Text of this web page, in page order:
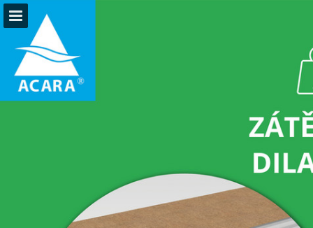
Náhled stránky
Stáhnout PDF
Hledat